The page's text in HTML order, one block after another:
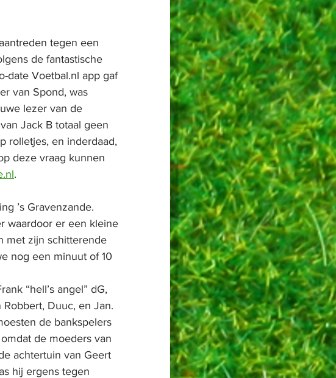
tegen een
de fantastische
date Voetbal.nl app gaf
van Spond, was
lezer van de
Jack B totaal geen
rolletjes, en inderdaad,
deze vraag kunnen
.
’s Gravenzande.
waardoor er een kleine
met zijn schitterende
nog een minuut of 10
“hell’s angel” dG,
Duuc, en Jan.
de bankspelers
de moeders van
achtertuin van Geert
hij ergens tegen